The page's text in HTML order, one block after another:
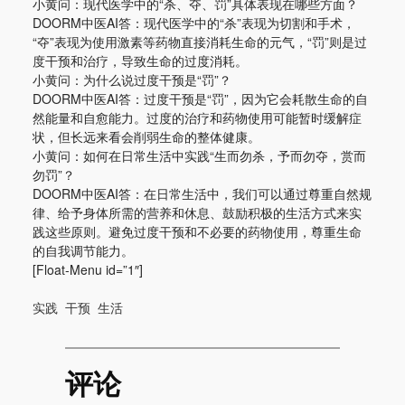
DOORM中医AI答：现代医学中的“杀”表现为切割和手术，
“夺”表现为使用激素等药物直接消耗生命的元气，“罚”则是过
度干预和治疗，导致生命的过度消耗。
小黄问：为什么说过度干预是“罚”？
DOORM中医AI答：过度干预是“罚”，因为它会耗散生命的自
然能量和自愈能力。过度的治疗和药物使用可能暂时缓解症
状，但长远来看会削弱生命的整体健康。
小黄问：如何在日常生活中实践“生而勿杀，予而勿夺，赏而
勿罚”？
DOORM中医AI答：在日常生活中，我们可以通过尊重自然规
律、给予身体所需的营养和休息、鼓励积极的生活方式来实
践这些原则。避免过度干预和不必要的药物使用，尊重生命
的自我调节能力。
[Float-Menu id=”1″]
实践 干预 生活
评论